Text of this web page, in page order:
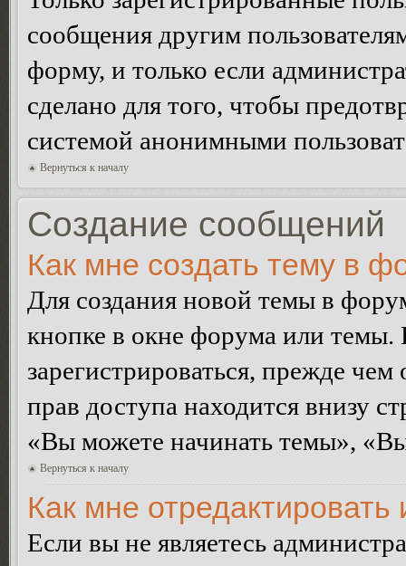
сообщения другим
форму, и только если
сделано для того, чтобы
системой анонимными
Вернуться к началу
Создание сообщений
Как мне создать тему в
Для создания новой темы в
кнопке в окне форума или
зарегистрироваться, прежде
прав доступа находится внизу
«Вы можете начинать темы»,
Вернуться к началу
Как мне
Если вы не являетесь